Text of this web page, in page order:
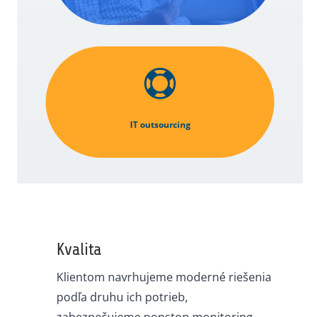

IT outsourcing
Kvalita
Klientom navrhujeme moderné riešenia
podľa druhu ich potrieb,